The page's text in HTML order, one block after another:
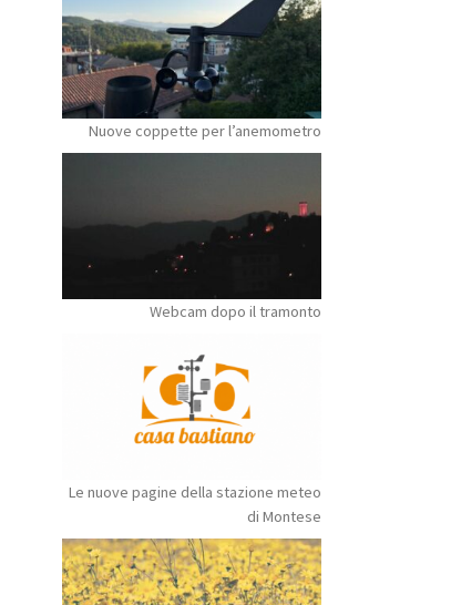
Nuove coppette per l’anemometro
Webcam dopo il tramonto
Le nuove pagine della stazione meteo
di Montese